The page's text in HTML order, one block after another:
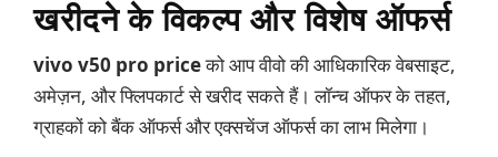
खरीदने के विकल्प और विशेष ऑफर्स
vivo v50 pro priceको आप वीवो की आधिकारिक वेबसाइट,
अमेज़न, और फ्लिपकार्ट से खरीद सकते हैं। लॉन्च ऑफर के तहत,
ग्राहकों को बैंक ऑफर्स और एक्सचेंज ऑफर्स का लाभ मिलेगा।